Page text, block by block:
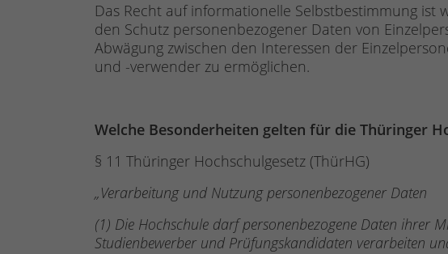
Das Recht auf informationelle Selbstbestimmung ist
den Schutz personenbezogener Daten von
Abwägung zwischen den Interessen der
und -verwender zu ermöglichen.
Welche Besonderheiten gelten für die Thüringer
§ 11 Thüringer Hochschulgesetz (ThürHG)
„Verarbeitung und Nutzung personenbezogener Daten
(1) Die Hochschule darf personenbezogene Daten ihrer
Studienbewerber und Prüfungskandidaten verarbeiten